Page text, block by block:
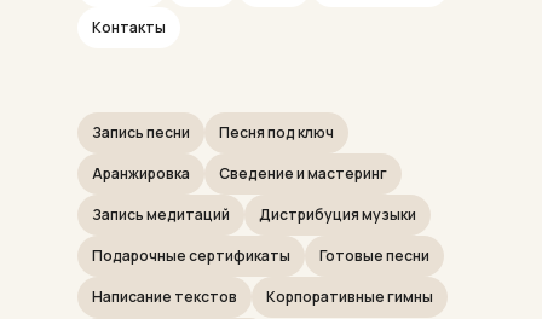
Запись песни
Песня под ключ
Аранжировка
Сведение и мастеринг
Запись медитаций
Дистрибуция музыки
Подарочные сертификаты
Готовые песни
Написание текстов
Корпоративные гимны
Контакты